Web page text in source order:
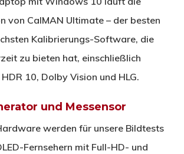
von CalMAN Ultimate – der besten
Kalibrierungs-Software, die
zu bieten hat, einschließlich
10, Dolby Vision und HLG.
und Messensor
werden für unsere Bildtests
Fernsehern mit Full-HD- und